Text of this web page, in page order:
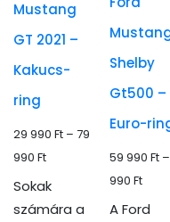
változatok
a
termékoldalon
ki
Mustang
GT 2021 –
Kakucs-
ring
29 990 Ft – 79
990 FtÁrtartomány:
29
990 Ft
Sokak
számára a
a
ki
Shelby
Gt500 –
Euro-
59 990Ft –
990Ft
59
A Ford